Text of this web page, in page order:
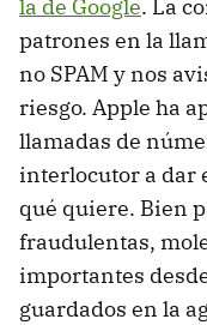
la de Google. La
patrones en la
no SPAM y nos
riesgo. Apple ha
llamadas de
interlocutor a dar
qué quiere. Bien
fraudulentas,
importantes
guardados en la